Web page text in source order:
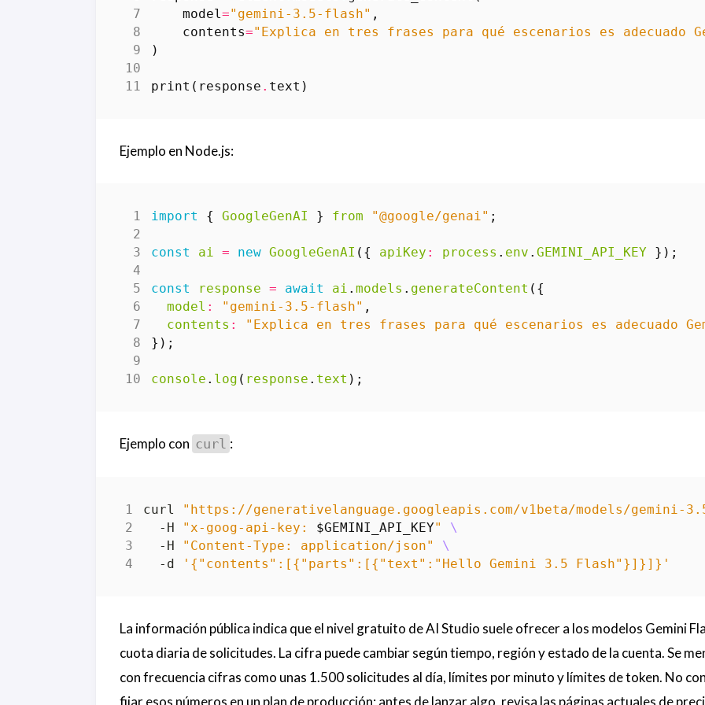
model ="gemini-3.5-flash" ,
contents="Explica en tres frases para qué escenarios es adecuado
)
print ( response . text )
Ejemplo en Node.js:
import { GoogleGenAI } from "@google/genai" ;
const ai = new GoogleGenAI ({ apiKey : process . env . GEMINI_API_KEY });
const response = await ai . models . generateContent ({
model : "gemini-3.5-flash" ,
contents :
"Explica en tres frases para qué escenarios es adecuado
});
console . log ( response . text );
Ejemplo con curl :
curl "https://generativelanguage.googleapis.com/v1beta/models/gemini-
  -H
"x-goog-api-key: $GEMINI_API_KEY"
  -H
"Content-Type: application/json"
  -d
'{"contents":[{"parts":[{"text":"Hello Gemini 3.5 Flash"}]}]}'
La información pública indica que el nivel gratuito de AI Studio suele ofrecer a los modelos Gemini
cuota diaria de solicitudes. La cifra puede cambiar según tiempo, región y estado de la cuenta. Se
con frecuencia cifras como unas 1.500 solicitudes al día, límites por minuto y límites de token. No
fijar esos números en un plan de producción; antes de lanzar algo, revisa las páginas actuales de